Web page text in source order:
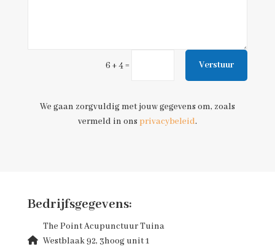
6 + 4= Verstuur
We gaan zorgvuldig met jouw gegevens om, zoals
vermeld in ons privacybeleid.
Bedrijfsgegevens:
The Point Acupunctuur Tuina
Westblaak 92, 3hoog unit 1